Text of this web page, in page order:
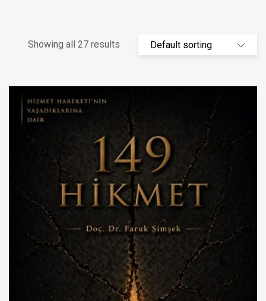
Showing all 27 results